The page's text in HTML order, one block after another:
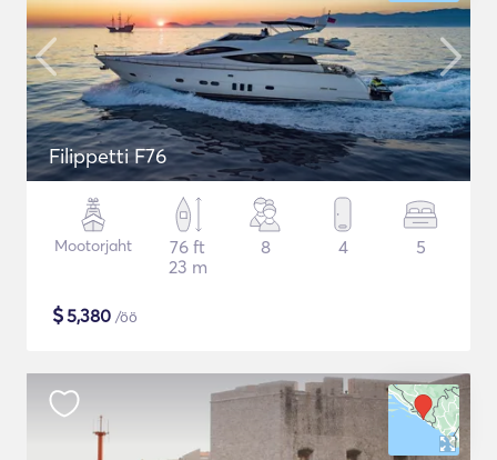
Filippetti F76
Mootorjaht
76 ft
23 m
8 4 5
$5,380 /öö